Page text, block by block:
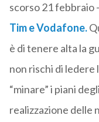
scorso 21 febbraio
Tim e Vodafone.
è di tenere alta la
non rischi di ledere
“minare” i piani
realizzazione delle